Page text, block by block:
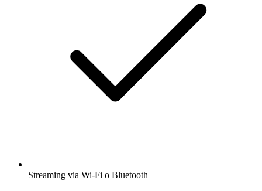
Streaming via Wi-Fi o Bluetooth